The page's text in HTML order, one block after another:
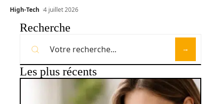
High-Tech 4 juillet 2026
Recherche
Les plus récents